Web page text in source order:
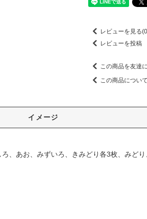
レビューを見る
レビューを投稿
この商品を友達
この商品につい
イメージ
、あお、みずいろ、きみどり各3枚、みどり